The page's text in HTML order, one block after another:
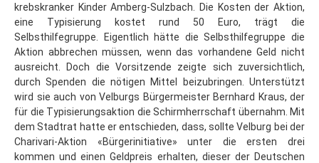
krebskranker Kinder Amberg-Sulzbach. Die Kosten der Aktion,
eine Typisierung kostet rund 50 Euro, trägt die
Selbsthilfegruppe. Eigentlich hätte die Selbsthilfegruppe die
Aktion abbrechen müssen, wenn das vorhandene Geld nicht
ausreicht. Doch die Vorsitzende zeigte sich zuversichtlich,
durch Spenden die nötigen Mittel beizubringen. Unterstützt
wird sie auch von Velburgs Bürgermeister Bernhard Kraus, der
für die Typisierungsaktion die Schirmherrschaft übernahm. Mit
dem Stadtrat hatte er entschieden, dass, sollte Velburg bei der
Charivari-Aktion «Bürgerinitiative» unter die ersten drei
kommen und einen Geldpreis erhalten, dieser der Deutschen